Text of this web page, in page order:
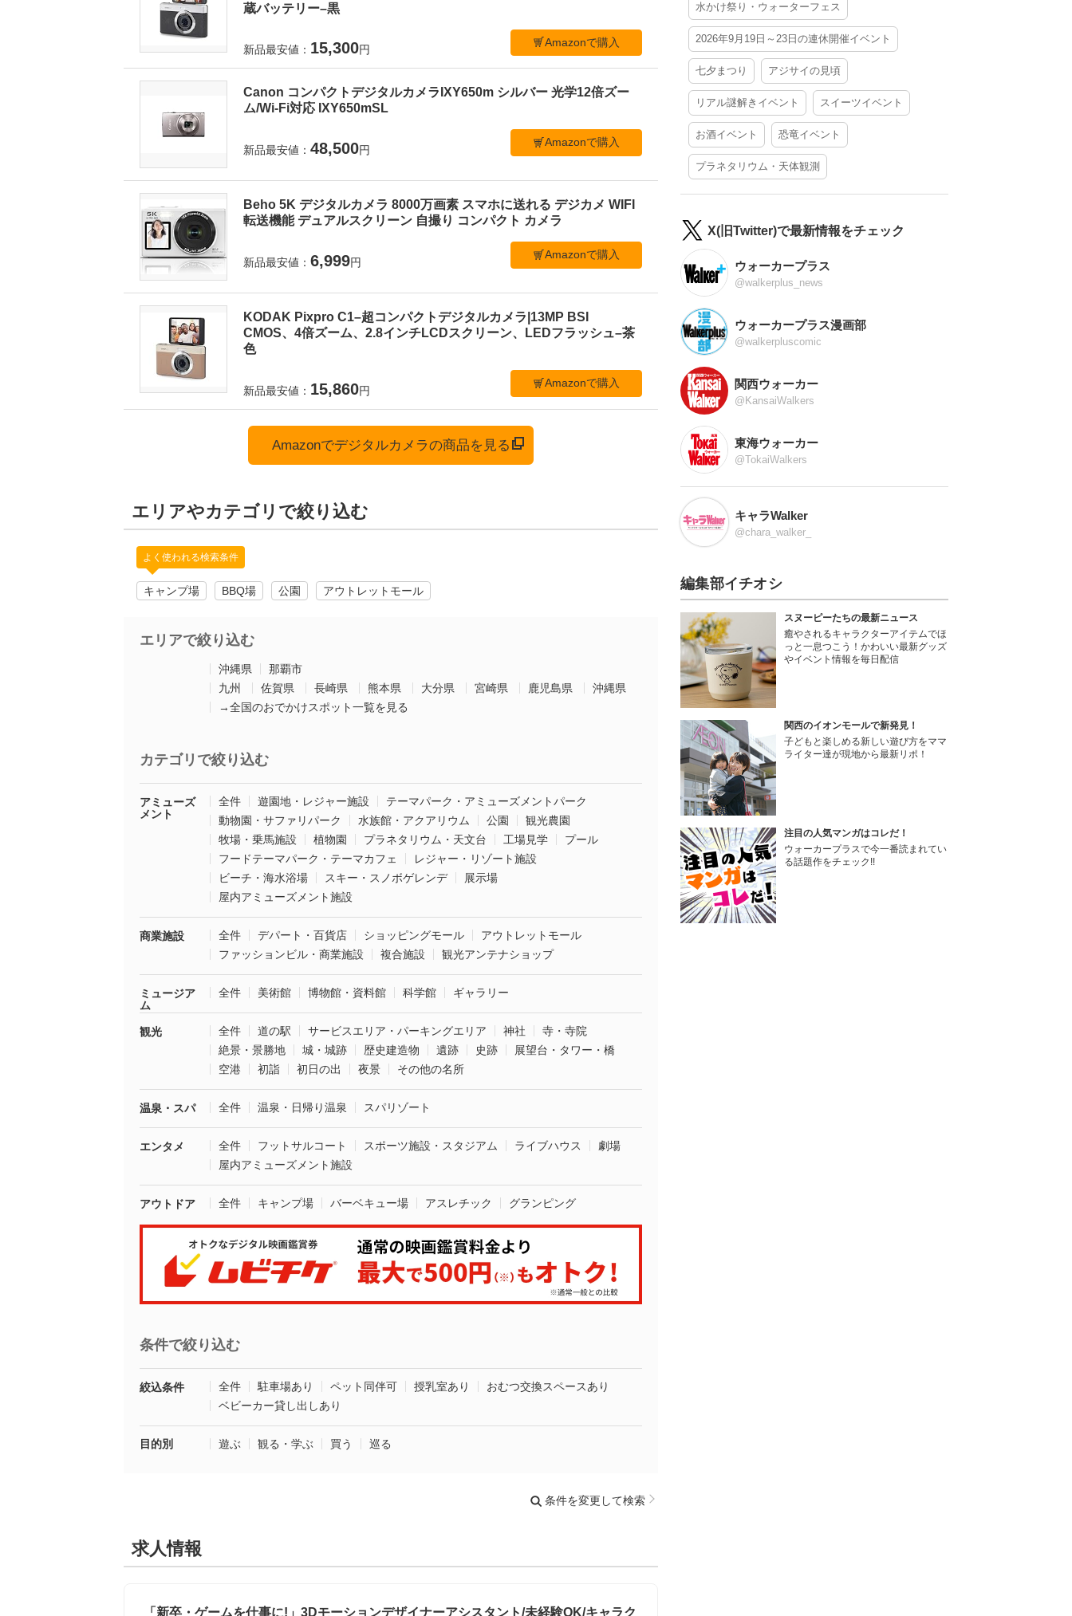
蔵バッテリー–黒
新品最安値： 15,300円
Amazonで購入
Canon コンパクトデジタルカメラIXY650m シルバー 光学12倍ズー
ム/Wi-Fi対応 IXY650mSL
新品最安値： 48,500円
Amazonで購入
Beho 5K デジタルカメラ 8000万画素 スマホに送れる デジカメ WIFI
転送機能 デュアルスクリーン 自撮り コンパクト カメラ
新品最安値： 6,999円
Amazonで購入
KODAK Pixpro C1–超コンパクトデジタルカメラ|13MP BSI
CMOS、4倍ズーム、2.8インチLCDスクリーン、LEDフラッシュ–茶
色
新品最安値： 15,860円
Amazonで購入
Amazonでデジタルカメラの商品を見る
エリアやカテゴリで絞り込む
よく使われる検索条件
キャンプ場 BBQ場 公園 アウトレットモール
エリアで絞り込む
沖縄県
那覇市
九州
佐賀県 長崎県 熊本県 大分県 宮崎県 鹿児島県
沖縄県
→全国のおでかけスポット一覧を見る
カテゴリで絞り込む
アミューズ
メント
全件 遊園地・レジャー施設
テーマパーク・アミューズメントパーク
動物園・サファリパーク
水族館・アクアリウム 公園
観光農園
牧場・乗馬施設
植物園 プラネタリウム・天文台 工場見学
プール
フードテーマパーク・テーマカフェ
レジャー・リゾート施設
ビーチ・海水浴場
スキー・スノボゲレンデ
展示場
屋内アミューズメント施設
商業施設 全件 デパート・百貨店 ショッピングモール
アウトレットモール
ファッションビル・商業施設
複合施設 観光アンテナショップ
ミュージア
ム
全件 美術館 博物館・資料館 科学館 ギャラリー
観光 全件 道の駅 サービスエリア・パーキングエリア 神社
寺・寺院
絶景・景勝地
城・城跡 歴史建造物 遺跡 史跡
展望台・タワー・橋
空港
初詣 初日の出 夜景 その他の名所
温泉・スパ 全件 温泉・日帰り温泉 スパリゾート
エンタメ 全件 フットサルコート スポーツ施設・スタジアム ライブハウス
劇場
屋内アミューズメント施設
アウトドア 全件 キャンプ場 バーベキュー場 アスレチック グランピング
条件で絞り込む
絞込条件 全件 駐車場あり ペット同伴可 授乳室あり
おむつ交換スペースあり
ベビーカー貸し出しあり
目的別 遊ぶ 観る・学ぶ 買う 巡る
条件を変更して検索
求人情報
「新卒・ゲームを仕事に!」3Dモーションデザイナーアシスタント/未経験OK/キャラク
水かけ祭り・ウォーターフェス
2026年9月19日～23日の連休開催イベント
七夕まつり アジサイの見頃
リアル謎解きイベント スイーツイベント
お酒イベント 恐竜イベント
プラネタリウム・天体観測
X(旧Twitter)で最新情報をチェック
ウォーカープラス
@walkerplus_news
ウォーカープラス漫画部
@walkerpluscomic
関西ウォーカー
@KansaiWalkers
東海ウォーカー
@TokaiWalkers
キャラWalker
@chara_walker_
編集部イチオシ
スヌーピーたちの最新ニュース
癒やされるキャラクターアイテムでほ
っと一息つこう！かわいい最新グッズ
やイベント情報を毎日配信
関西のイオンモールで新発見！
子どもと楽しめる新しい遊び方をママ
ライター達が現地から最新リポ！
注目の人気マンガはコレだ！
ウォーカープラスで今一番読まれてい
る話題作をチェック!!